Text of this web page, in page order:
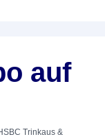
auf
Trinkaus &